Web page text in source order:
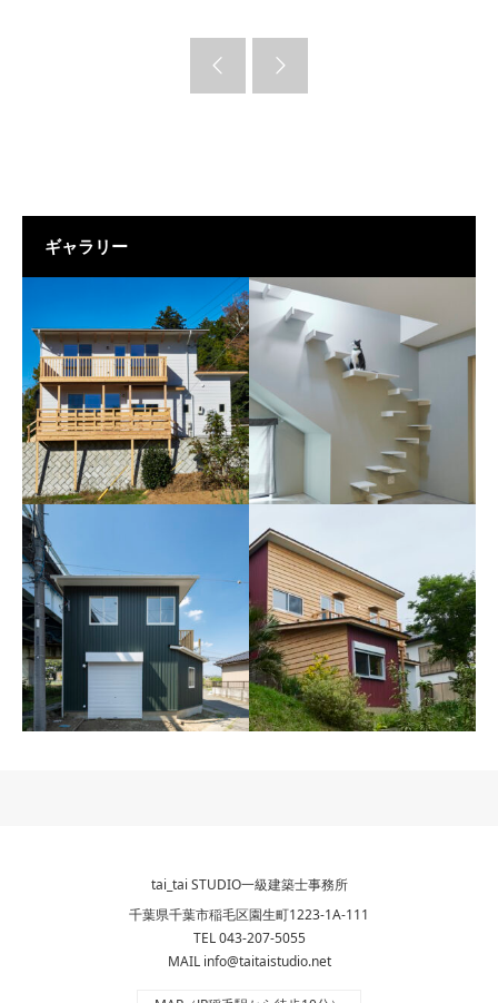
ギャラリー
M邸
2023年 千葉県千葉市
S邸
2023年 東京都豊島区
2023年 埼玉県熊谷市 2021年 千葉県いすみ市
tai_tai STUDIO一級建築士事務所
千葉県千葉市稲毛区園生町1223-1A-111
TEL 043-207-5055
MAIL info@taitaistudio.net